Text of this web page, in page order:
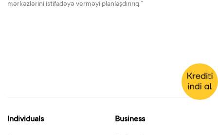
mərkəzlərini istifadəyə verməyi planlaşdırırıq.”
Individuals Business